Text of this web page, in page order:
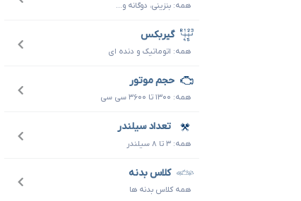
همه: بنزینی، دوگانه و...
گیربکس
همه: اتوماتیک و دنده ای
حجم موتور
همه: ۱۳۰۰ تا ۳۶۰۰ سی سی
تعداد سیلندر
همه: ۳ تا ۸ سیلندر
کلاس بدنه
همه کلاس بدنه ها